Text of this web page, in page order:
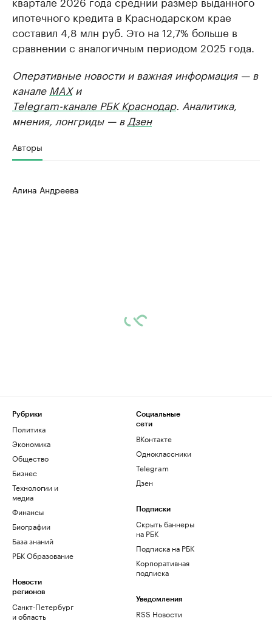
ипотечного кредита в Краснодарском крае
составил 4,8 млн руб. Это на 12,7% больше в
сравнении с аналогичным периодом 2025 года.
Оперативные новости и важная информация — в
канале MAXи
Telegram-канале РБК Краснодар. Аналитика,
мнения, лонгриды — в Дзен
Авторы
Алина Андреева
Рубрики
Политика
Экономика
Общество
Бизнес
Технологии и
медиа
Финансы
Биографии
База знаний
РБК Образование
Новости
регионов
Санкт-Петербург
и область
Социальные
сети
ВКонтакте
Одноклассники
Telegram
Дзен
Подписки
Скрыть баннеры
на РБК
Подписка на РБК
Корпоративная
подписка
Уведомления
RSS Новости